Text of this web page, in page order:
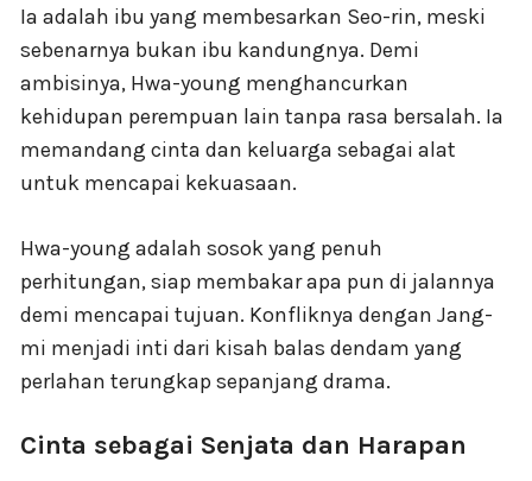
Ia adalah ibu yang membesarkan Seo-rin, meski
sebenarnya bukan ibu kandungnya. Demi
ambisinya, Hwa-young menghancurkan
kehidupan perempuan lain tanpa rasa bersalah. Ia
memandang cinta dan keluarga sebagai alat
untuk mencapai kekuasaan.
Hwa-young adalah sosok yang penuh
perhitungan, siap membakar apa pun di jalannya
demi mencapai tujuan. Konfliknya dengan Jang-
mi menjadi inti dari kisah balas dendam yang
perlahan terungkap sepanjang drama.
Cinta sebagai Senjata dan Harapan